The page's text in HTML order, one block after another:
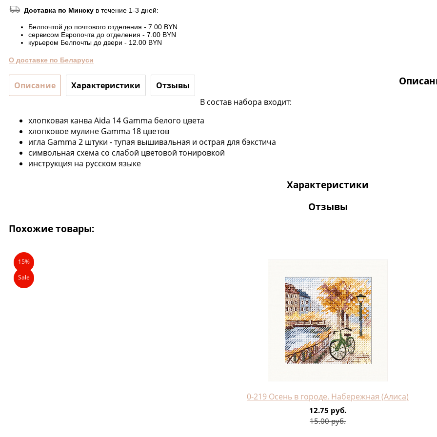
Доставка по Минску в течение 1-3 дней:
Белпочтой до почтового отделения - 7.00 BYN
сервисом Европочта до отделения - 7.00 BYN
курьером Белпочты до двери - 12.00 BYN
О доставке по Беларуси
Описание Характеристики Отзывы
В состав набора входит:
хлопковая канва Aida 14 Gamma белого цвета
хлопковое мулине Gamma 18 цветов
игла Gamma 2 штуки - тупая вышивальная и острая для бэкстича
символьная схема со слабой цветовой тонировкой
инструкция на русском языке
Характеристики
Отзывы
Похожие товары:
15%
Sale
0-219 Осень в городе. Набережная (Алиса)
12.75 руб.
15.00 руб.